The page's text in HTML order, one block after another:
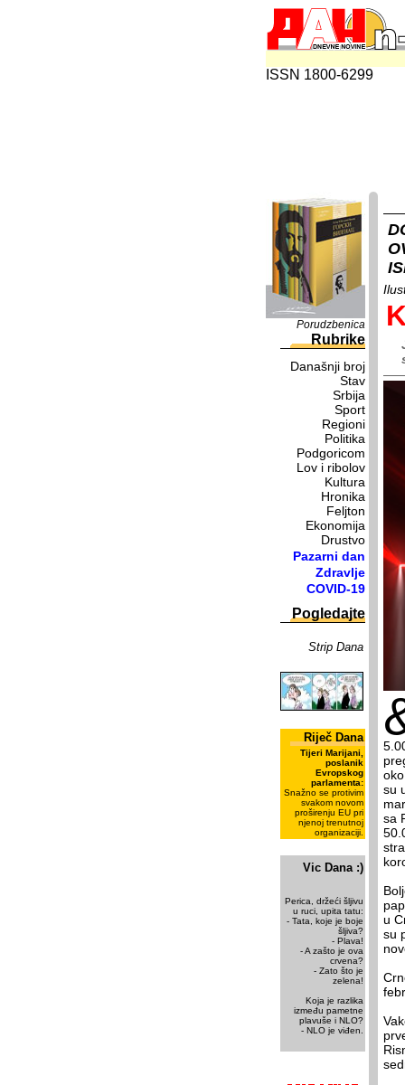
ISSN 1800-6299
Porudzbenica
Rubrike
Današnji broj
Stav
Srbija
Sport
Regioni
Politika
Podgoricom
Lov i ribolov
Kultura
Hronika
Feljton
Ekonomija
Drustvo
Pazarni dan
Zdravlje
COVID-19
Pogledajte
Strip Dana
Riječ Dana
Tijeri Marijani,
poslanik
Evropskog
parlamenta:
Snažno se protivim
svakom novom
proširenju EU pri
njenoj trenutnoj
organizaciji.
Vic Dana :)
Perica, držeći šljivu
u ruci, upita tatu:
- Tata, koje je boje
šljiva?
- Plava!
- A zašto je ova
crvena?
- Zato što je
zelena!
Koja je razlika
između pametne
plavuše i NLO?
- NLO je viđen.
su
sa
u
su